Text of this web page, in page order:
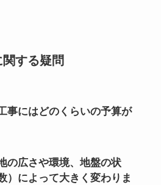
する疑問
事にはどのくらいの予算が
の広さや環境、地盤の状
）によって大きく変わりま